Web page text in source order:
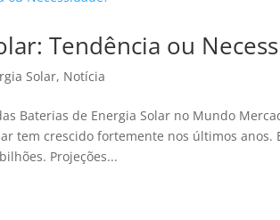
Tendência ou
Solar, Notícia
Baterias de Energia Solar no Mundo
tem crescido fortemente nos últimos anos.
Projeções...